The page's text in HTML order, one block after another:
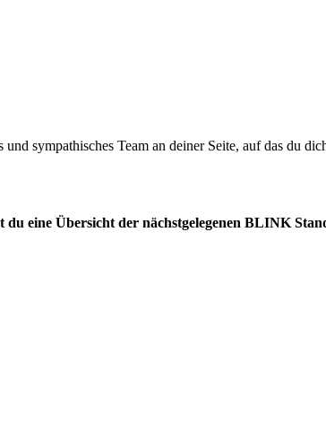
sympathisches Team an deiner Seite, auf das du
eine Übersicht der nächstgelegenen BLINK